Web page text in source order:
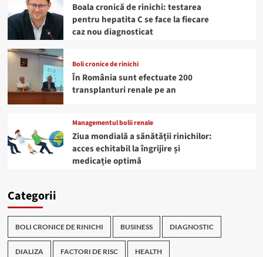
Boala cronică de rinichi: testarea
pentru hepatita C se face la fiecare
caz nou diagnosticat
Boli cronice de rinichi
În România sunt efectuate 200
transplanturi renale pe an
Managementul bolii renale
Ziua mondială a sănătății rinichilor:
acces echitabil la îngrijire și
medicație optimă
Categorii
BOLI CRONICE DE RINICHI BUSINESS DIAGNOSTIC
DIALIZA FACTORI DE RISC HEALTH